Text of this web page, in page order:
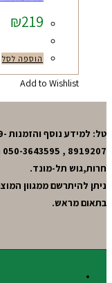
₪219
הוספה לסל
Add to Wishlist
טל:
חרות,גוש תל-מונד.
ניתן להיתרשם ממגוון
בתאום מראש.